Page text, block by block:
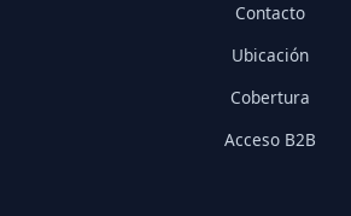
Contacto
Ubicación
Cobertura
Acceso B2B